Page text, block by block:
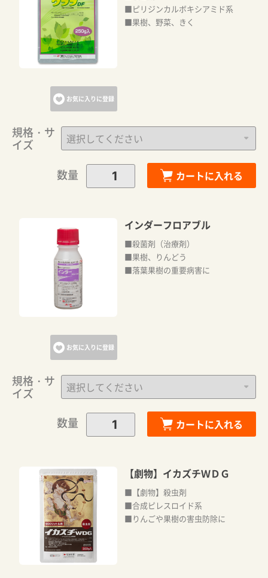
お気に入りに登録
■ピリジンカルボキシアミド系
■果樹、野菜、きく
規格・サ
イズ
数量
カートに入れる
お気に入りに登録
インダーフロアブル
■殺菌剤（治療剤）
■果樹、りんどう
■落葉果樹の重要病害に
規格・サ
イズ
数量
カートに入れる
【劇物】イカズチＷＤＧ
■【劇物】殺虫剤
■合成ピレスロイド系
■りんごや果樹の害虫防除に